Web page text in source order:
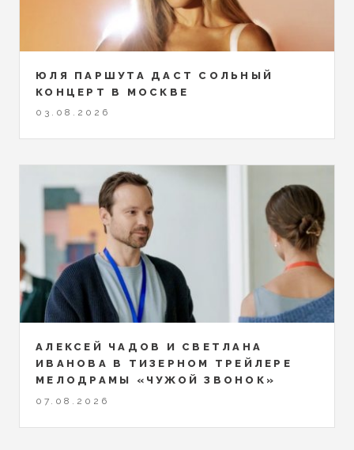
ЮЛЯ ПАРШУТА ДАСТ СОЛЬНЫЙ
КОНЦЕРТ В МОСКВЕ
03.08.2026
АЛЕКСЕЙ ЧАДОВ И СВЕТЛАНА
ИВАНОВА В ТИЗЕРНОМ ТРЕЙЛЕРЕ
МЕЛОДРАМЫ «ЧУЖОЙ ЗВОНОК»
07.08.2026